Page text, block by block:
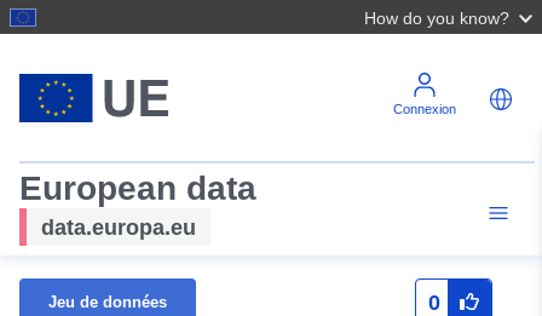
How do you know?
Connexion
European data
data.europa.eu
Jeu de données 0